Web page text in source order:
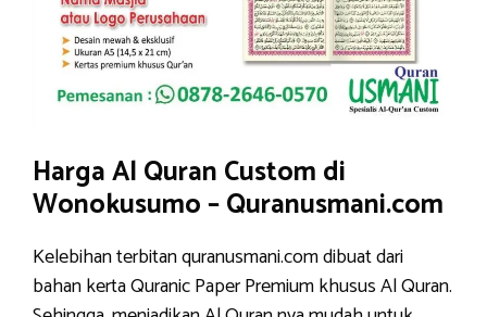
Harga Al Quran Custom di
Wonokusumo – Quranusmani.com
Kelebihan terbitan quranusmani.com dibuat dari
bahan kerta Quranic Paper Premium khusus Al Quran.